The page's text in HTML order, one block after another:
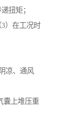
扭矩；
3）在工况时
凉、通风
囊上堆压重